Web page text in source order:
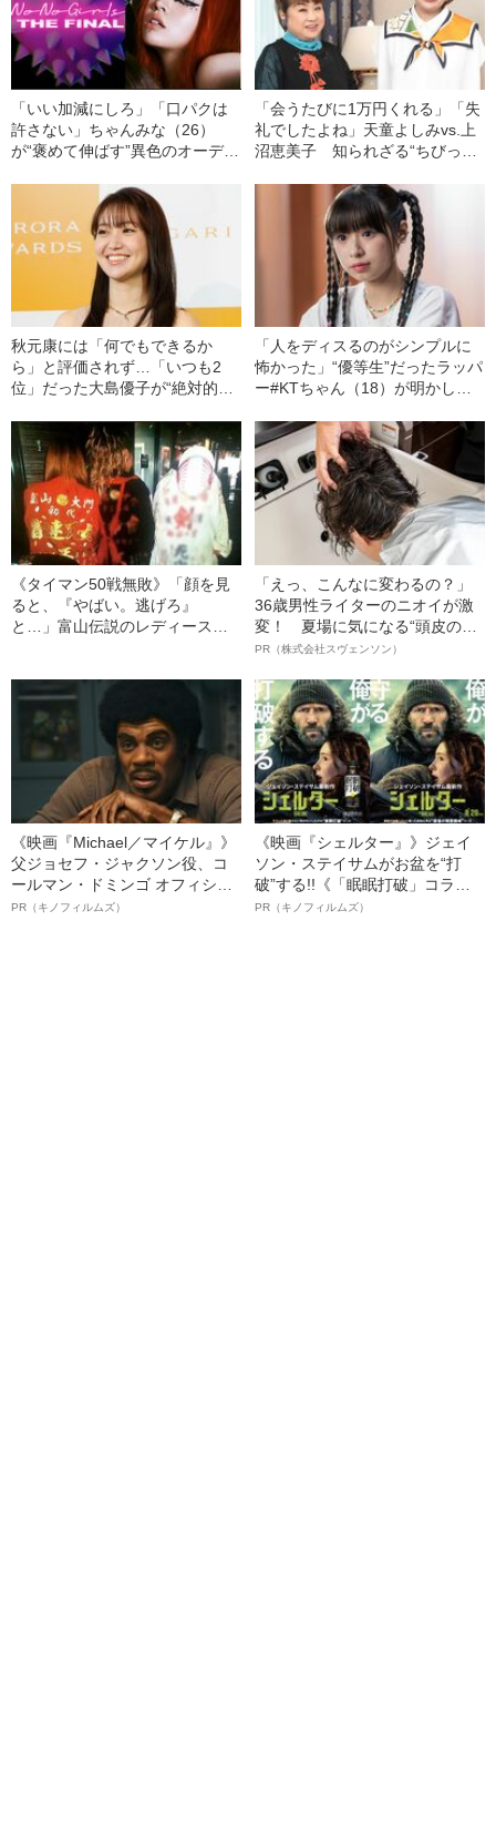
「いい加減にしろ」「口パクは
許さない」ちゃんみな（26）
が“褒めて伸ばす”異色のオーディ
だった場面”とは？
「会うたびに1万円くれる」「失
礼でしたよね」天童よしみvs.上
沼恵美子 知られざる“ちびっこ
秋元康には「何でもできるか
ら」と評価されず…「いつも2
位」だった大島優子が“絶対的エ
ったこと
「人をディスるのがシンプルに
怖かった」“優等生”だったラッパ
ー#KTちゃん（18）が明かし
た時の“ホンネ”
《タイマン50戦無敗》「顔を見
ると、『やばい。逃げろ』
と…」富山伝説のレディース初
「えっ、こんなに変わるの？」
36歳男性ライターのニオイが激
変！ 夏場に気になる“頭皮のニ
オイ”や“ベタつき”を解消す
ト”が生み出した徹底ケアとは
PR（株式会社スヴェンソン）
《映画『Michael／マイケル』》
父ジョセフ・ジャクソン役、コ
ールマン・ドミンゴ オフィシャ
ルインタビュー“観客を魅了した
PR（キノフィルムズ）
《映画『シェルター』》ジェイ
ソン・ステイサムがお盆を“打
破”する!!《「眠眠打破」コラ
ボ》
PR（キノフィルムズ）